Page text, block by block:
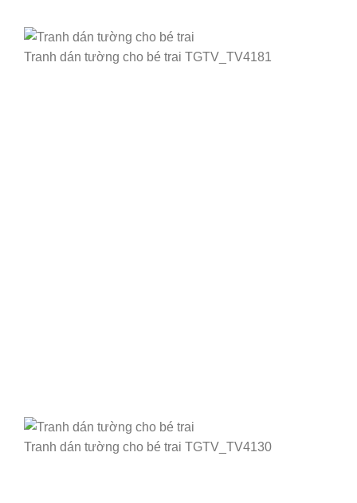
Tranh dán tường cho bé trai TGTV_TV4181
Tranh dán tường cho bé trai TGTV_TV4130